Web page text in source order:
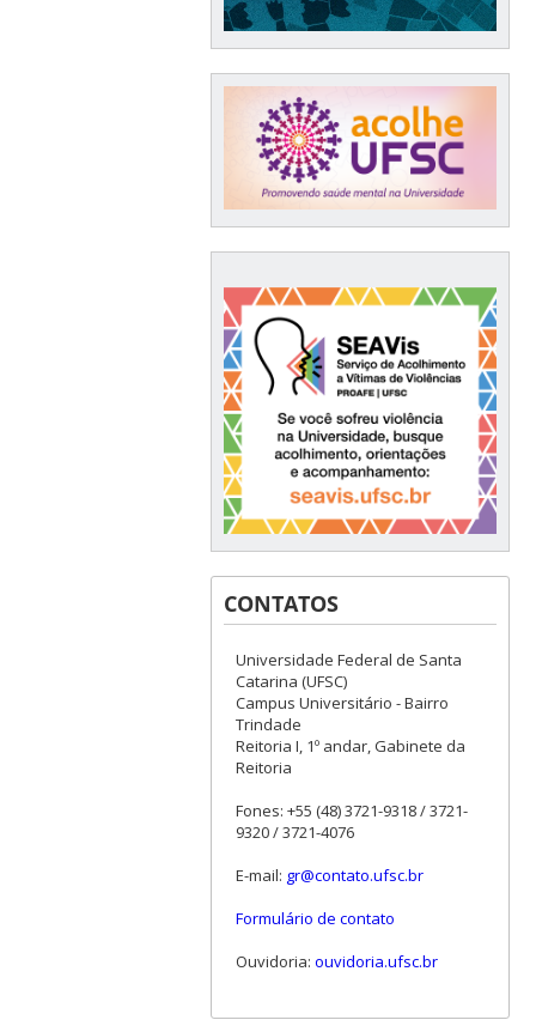
CONTATOS
Universidade Federal de Santa
Catarina (UFSC)
Campus Universitário - Bairro
Trindade
Reitoria I, 1º andar, Gabinete da
Reitoria
Fones: +55 (48) 3721-9318 / 3721-
9320 / 3721-4076
E-mail: gr@contato.ufsc.br
Formulário de contato
Ouvidoria: ouvidoria.ufsc.br